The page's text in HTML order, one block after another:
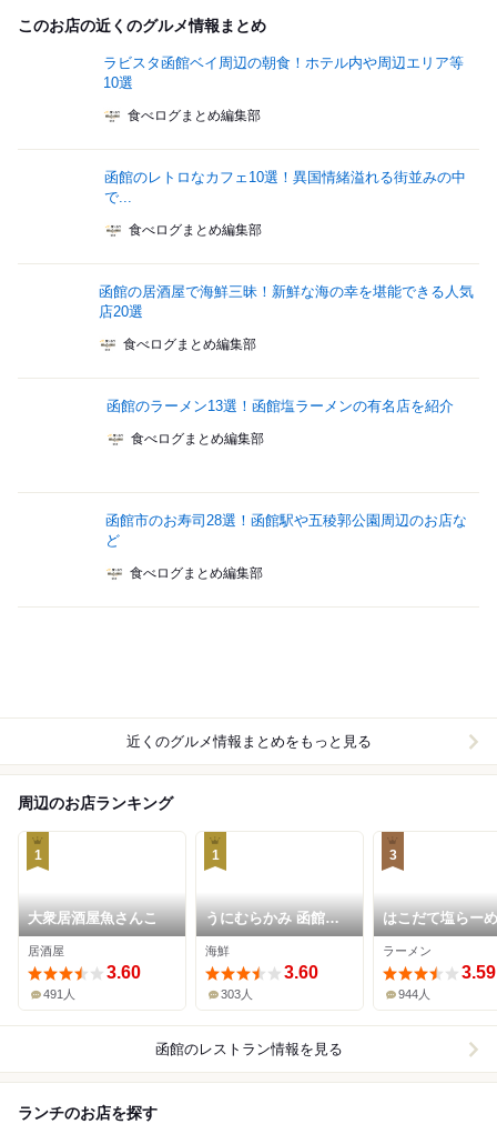
このお店の近くのグルメ情報まとめ
ラビスタ函館ベイ周辺の朝食！ホテル内や周辺エリア等
10選
食べログまとめ編集部
函館のレトロなカフェ10選！異国情緒溢れる街並みの中
で...
食べログまとめ編集部
函館の居酒屋で海鮮三昧！新鮮な海の幸を堪能できる人気
店20選
食べログまとめ編集部
函館のラーメン13選！函館塩ラーメンの有名店を紹介
食べログまとめ編集部
函館市のお寿司28選！函館駅や五稜郭公園周辺のお店な
ど
食べログまとめ編集部
近くのグルメ情報まとめをもっと見る
周辺のお店ランキング
1
大衆居酒屋魚さんこ
居酒屋
3.60
491人
1
うにむらかみ 函館駅
前店
海鮮
3.60
303人
3
はこだて塩ら
しなの
ラーメン
3.59
944人
函館のレストラン情報を見る
ランチのお店を探す